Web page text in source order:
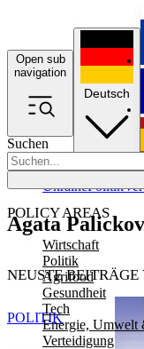
Open sub
navigation
Suchen
POLICY AREAS
Wirtschaft
Politik
Agrifood
Gesundheit
Tech
Energie, Umwelt
Verteidigung
UkrainePolitik
Deutsch
Agata Palickov
NEUSTE
POLITIK